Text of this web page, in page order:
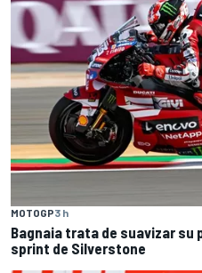
MOTOGP3 h
Bagnaia trata de suavizar su
sprint de Silverstone